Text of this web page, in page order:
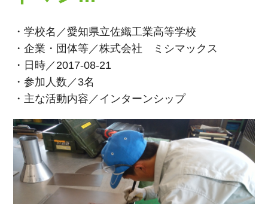
・学校名／愛知県立佐織工業高等学校
・企業・団体等／株式会社 ミシマックス
・日時／2017-08-21
・参加人数／3名
・主な活動内容／インターンシップ